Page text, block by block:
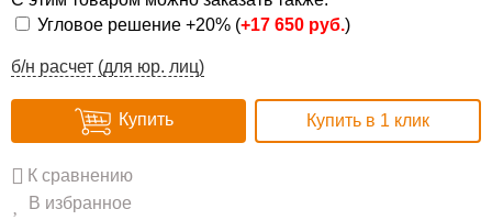
Угловое решение +20% (+17 650 руб.)
б/н расчет (для юр. лиц)
Купить Купить в 1 клик
К сравнению
В избранное